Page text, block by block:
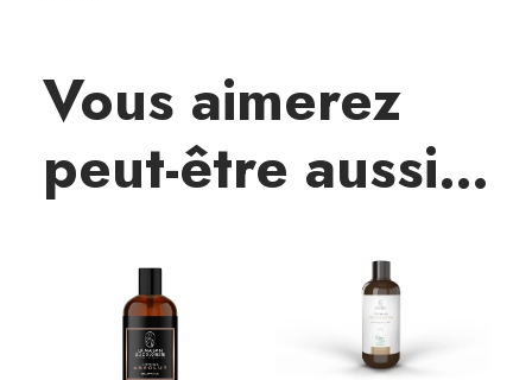
Vous aimerez
peut-être aussi…